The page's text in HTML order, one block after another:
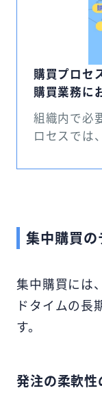
購買プロセ
購買業務に
組織内で必
ロセスでは
が欠かせま
ロセスを実
い。
集中購買の
集中購買には
ドタイムの長
す。
発注の柔軟性